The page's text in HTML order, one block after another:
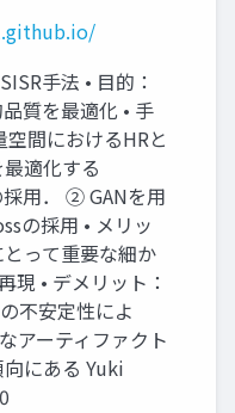
手法 • 目的：
質を最適化 • 手
間におけるHRと
適化する
用． ② GANを用
の採用 • メリッ
って重要な細か
現 • デメリット：
不安定性によ
アーティファクト
にある Yuki